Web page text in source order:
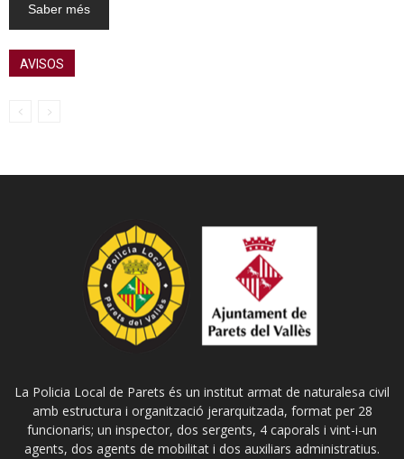
Saber més
AVISOS
La Policia Local de Parets és un institut armat de naturalesa civil
amb estructura i organització jerarquitzada, format per 28
funcionaris; un inspector, dos sergents, 4 caporals i vint-i-un
agents, dos agents de mobilitat i dos auxiliars administratius.